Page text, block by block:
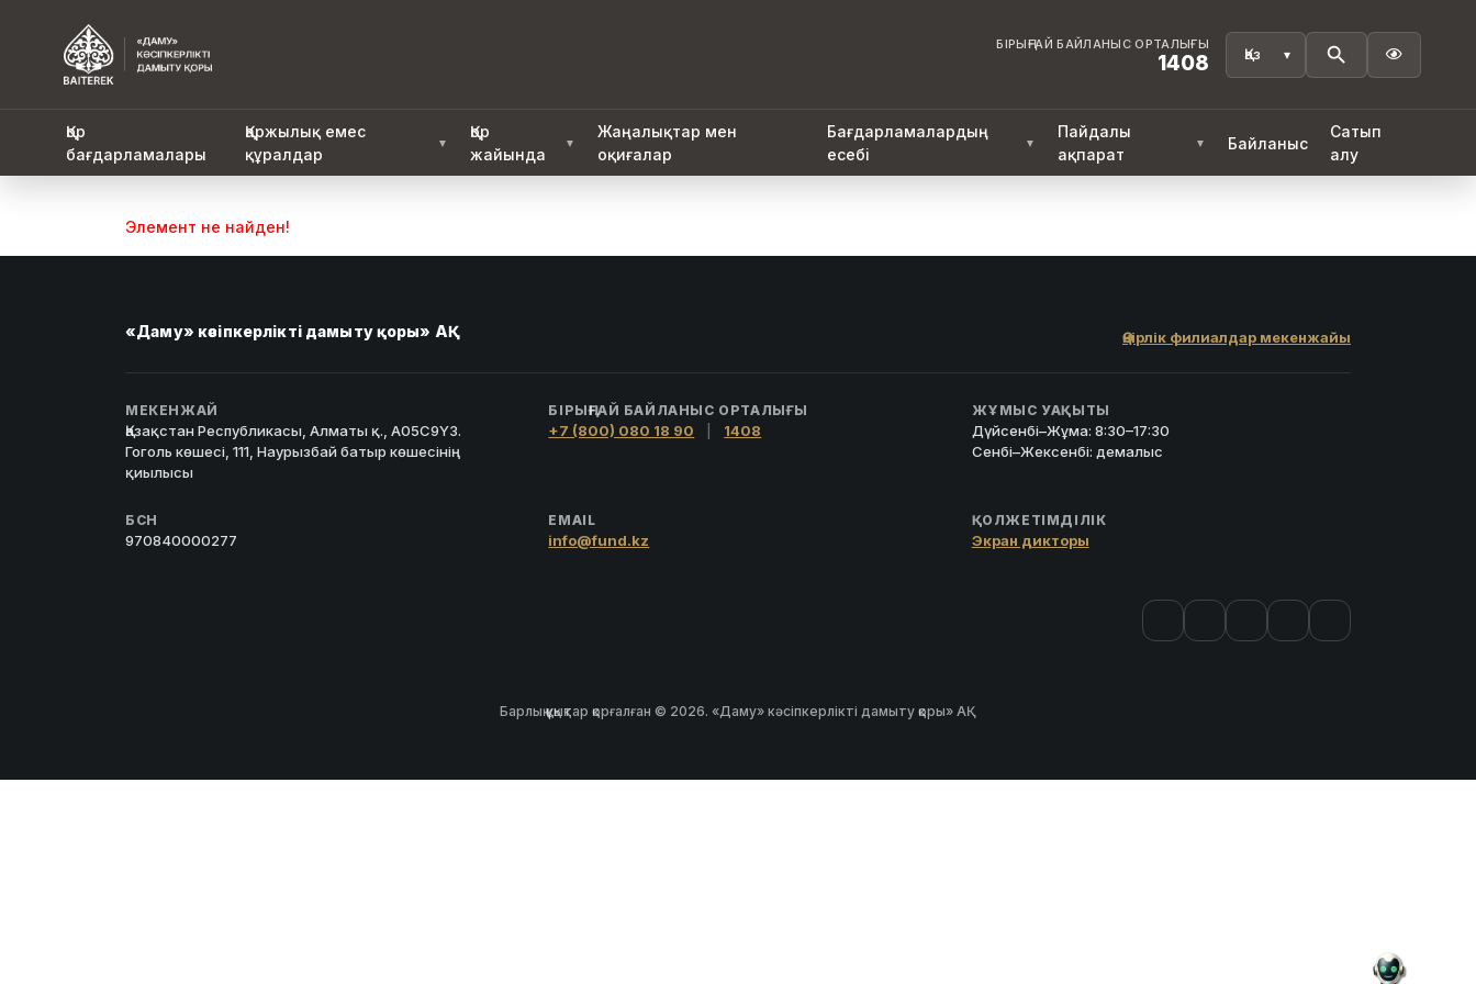
БІРЫҢҒАЙ БАЙЛАНЫС ОРТАЛЫҒЫ
1408 
Қор
бағдарламалары
Қаржылық емес
құралдар
▼
Қор
жайында
▼
Жаңалықтар мен
оқиғалар
Бағдарламалардың
есебі
▼
Пайдалы
ақпарат
▼ Байланыс
Сатып
алу
Элемент не найден!
«Даму» кәсіпкерлікті дамыту қоры» АҚ Өңірлік филиалдар мекенжайы
МЕКЕНЖАЙ
Қазақстан Республикасы, Алматы қ., A05C9Y3.
Гоголь көшесі, 111, Наурызбай батыр көшесінің
қиылысы
БІРЫҢҒАЙ БАЙЛАНЫС ОРТАЛЫҒЫ
+7 (800) 080 18 90 1408
ЖҰМЫС УАҚЫТЫ
Дүйсенбі–Жұма: 8:30–17:30
Сенбі–Жексенбі: демалыс
БСН
970840000277
EMAIL
info@fund.kz
ҚОЛЖЕТІМДІЛІК
Экран дикторы
Барлық құқықтар қорғалған © 2026. «Даму» кәсіпкерлікті дамыту қоры» АҚ